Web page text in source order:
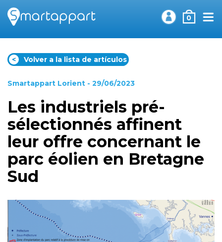
0
< Volver a la lista de artículos
Smartappart Lorient - 29/06/2023
Les industriels pré-
sélectionnés affinent
leur offre concernant le
parc éolien en Bretagne
Sud